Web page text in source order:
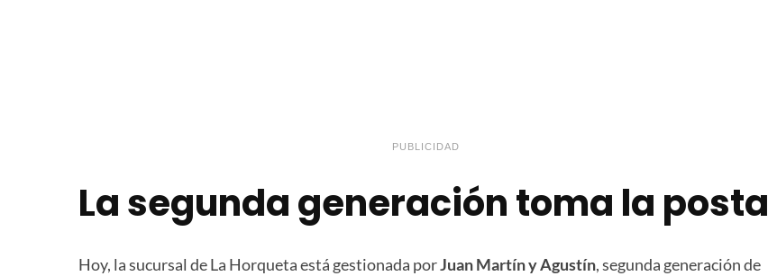
PUBLICIDAD
La segunda generación toma la posta
Hoy, la sucursal de La Horqueta está gestionada porJuan Martín y Agustín, segunda generación de